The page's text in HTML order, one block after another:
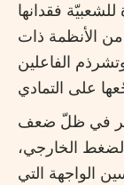
للشعبيّة فقدانها
الأنظمة ذات
الفاعلين
في ظلّ ضعف
الخارجي،
الواجهة التي